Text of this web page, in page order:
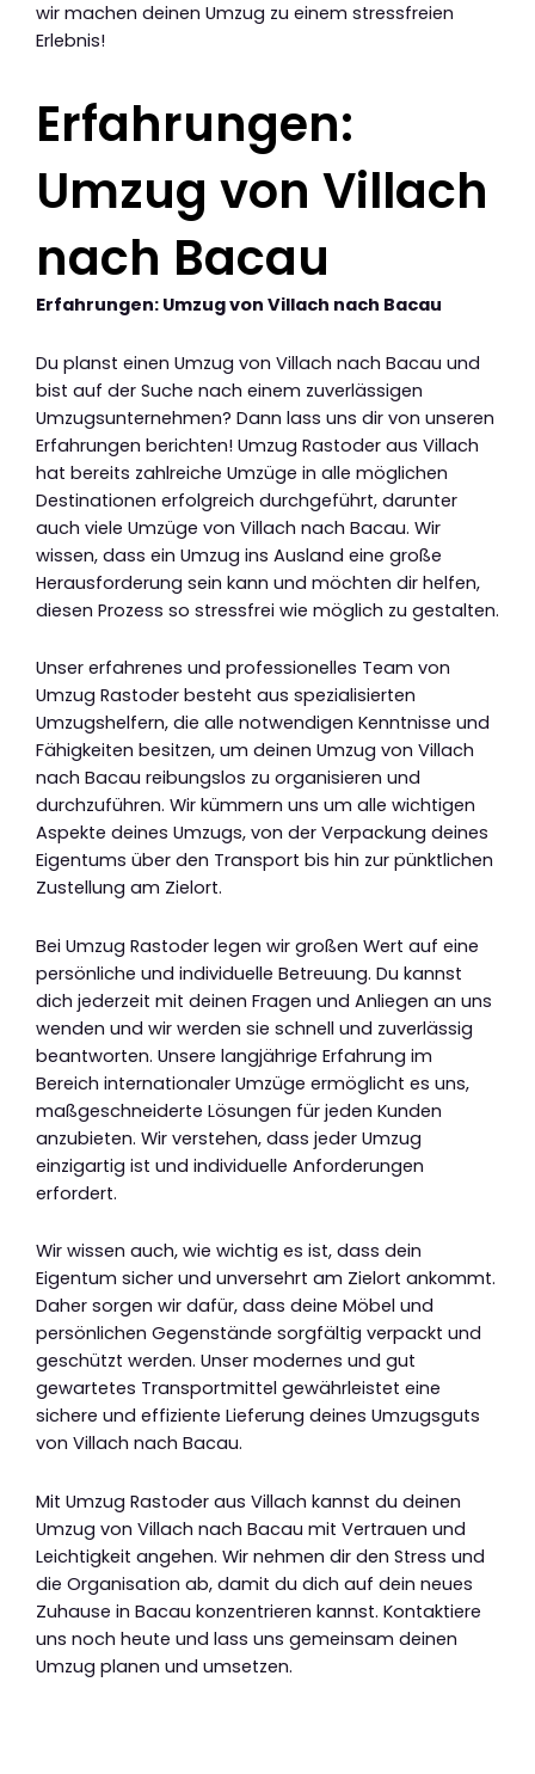
wir machen deinen Umzug zu einem stressfreien
Erlebnis!
Erfahrungen:
Umzug von Villach
nach Bacau
Erfahrungen: Umzug von Villach nach Bacau
Du planst einen Umzug von Villach nach Bacau und
bist auf der Suche nach einem zuverlässigen
Umzugsunternehmen? Dann lass uns dir von unseren
Erfahrungen berichten! Umzug Rastoder aus Villach
hat bereits zahlreiche Umzüge in alle möglichen
Destinationen erfolgreich durchgeführt, darunter
auch viele Umzüge von Villach nach Bacau. Wir
wissen, dass ein Umzug ins Ausland eine große
Herausforderung sein kann und möchten dir helfen,
diesen Prozess so stressfrei wie möglich zu gestalten.
Unser erfahrenes und professionelles Team von
Umzug Rastoder besteht aus spezialisierten
Umzugshelfern, die alle notwendigen Kenntnisse und
Fähigkeiten besitzen, um deinen Umzug von Villach
nach Bacau reibungslos zu organisieren und
durchzuführen. Wir kümmern uns um alle wichtigen
Aspekte deines Umzugs, von der Verpackung deines
Eigentums über den Transport bis hin zur pünktlichen
Zustellung am Zielort.
Bei Umzug Rastoder legen wir großen Wert auf eine
persönliche und individuelle Betreuung. Du kannst
dich jederzeit mit deinen Fragen und Anliegen an uns
wenden und wir werden sie schnell und zuverlässig
beantworten. Unsere langjährige Erfahrung im
Bereich internationaler Umzüge ermöglicht es uns,
maßgeschneiderte Lösungen für jeden Kunden
anzubieten. Wir verstehen, dass jeder Umzug
einzigartig ist und individuelle Anforderungen
erfordert.
Wir wissen auch, wie wichtig es ist, dass dein
Eigentum sicher und unversehrt am Zielort ankommt.
Daher sorgen wir dafür, dass deine Möbel und
persönlichen Gegenstände sorgfältig verpackt und
geschützt werden. Unser modernes und gut
gewartetes Transportmittel gewährleistet eine
sichere und effiziente Lieferung deines Umzugsguts
von Villach nach Bacau.
Mit Umzug Rastoder aus Villach kannst du deinen
Umzug von Villach nach Bacau mit Vertrauen und
Leichtigkeit angehen. Wir nehmen dir den Stress und
die Organisation ab, damit du dich auf dein neues
Zuhause in Bacau konzentrieren kannst. Kontaktiere
uns noch heute und lass uns gemeinsam deinen
Umzug planen und umsetzen.